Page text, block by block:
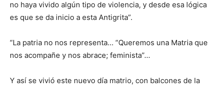
no haya vivido algún tipo de violencia, y desde esa lógica
es que se da inicio a esta Antigrita”.
“La patria no nos representa… “Queremos una Matria que
nos acompañe y nos abrace; feminista”…
Y así se vivió este nuevo día matrio, con balcones de la